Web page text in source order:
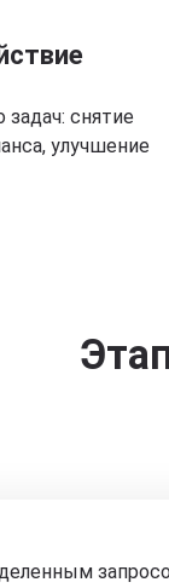
снятие
улучшение